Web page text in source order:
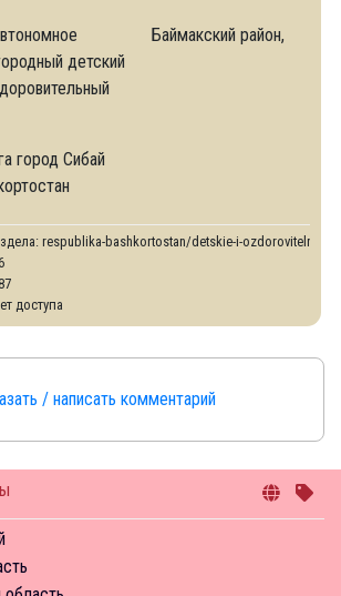
детский
город Сибай
Баймакский район,
respublika-bashkortostan/detskie-i-ozdorovitelnye-
доступа
/ написать комментарий